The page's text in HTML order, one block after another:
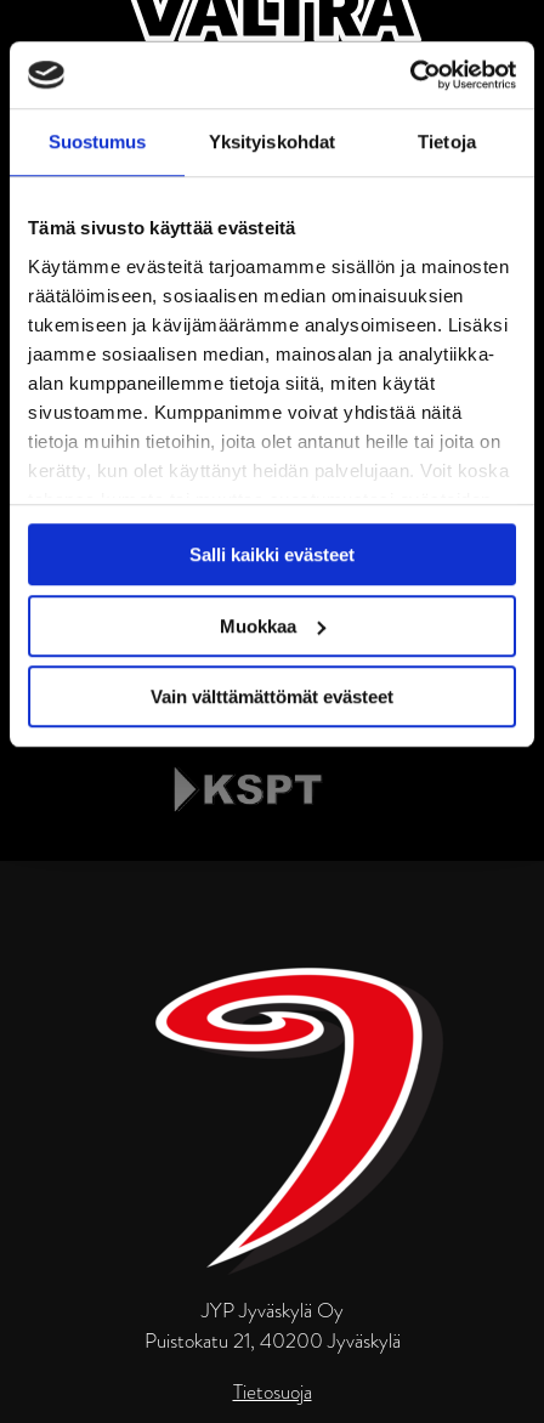
Suostumus Yksityiskohdat Tietoja
Tämä sivusto käyttää evästeitä
Käytämme evästeitä tarjoamamme sisällön ja mainosten
räätälöimiseen, sosiaalisen median ominaisuuksien
tukemiseen ja kävijämäärämme analysoimiseen. Lisäksi
jaamme sosiaalisen median, mainosalan ja analytiikka-
alan kumppaneillemme tietoja siitä, miten käytät
sivustoamme. Kumppanimme voivat yhdistää näitä
tietoja muihin tietoihin, joita olet antanut heille tai joita on
kerätty, kun olet käyttänyt heidän palvelujaan. Voit koska
tahansa kumota tai muuttaa suostumustasi evästeiden
käytöstäEvästeet-sivultamme.
Salli kaikki evästeet
Muokkaa
Vain välttämättömät evästeet
JYP Jyväskylä Oy
Puistokatu 21, 40200 Jyväskylä
Tietosuoja